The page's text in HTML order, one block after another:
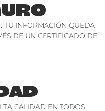
TU INFORMACIÓN QUEDA
DE UN CERTIFICADO DE
CALIDAD EN TODOS